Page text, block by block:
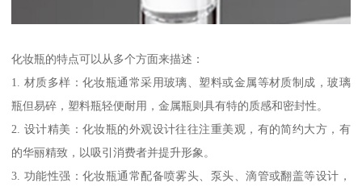
化妆瓶的特点可以从多个方面来描述：
1. 材质多样：化妆瓶通常采用玻璃、塑料或金属等材质制成，玻璃
瓶但易碎，塑料瓶轻便耐用，金属瓶则具有特的质感和密封性。
2. 设计精美：化妆瓶的外观设计往往注重美观，有的简约大方，有
的华丽精致，以吸引消费者并提升形象。
3. 功能性强：化妆瓶通常配备喷雾头、泵头、滴管或翻盖等设计，